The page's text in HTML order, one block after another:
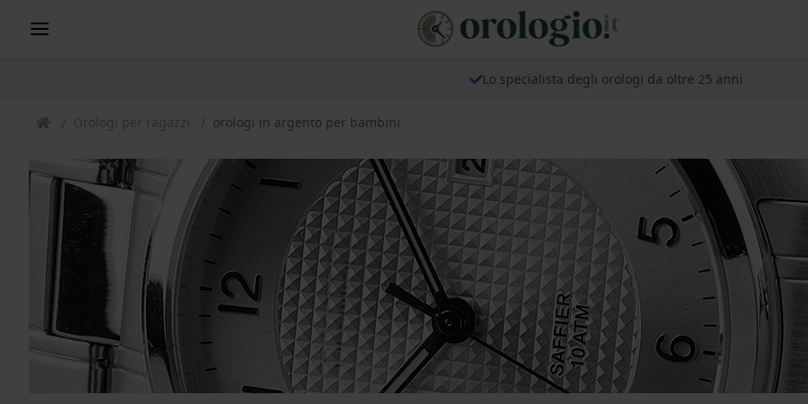
Lo specialista degli orologi da oltre 25 anni
Orologi per ragazzi orologi in argento per bambini